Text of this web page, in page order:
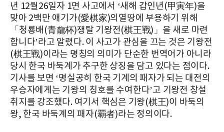
년 12월26일자 1면 사고에서 ‘새해 갑인년(甲寅年)을
맞아 2백만 애기가(愛棋家)의열땅에 부용하기 위해
「청룡배(青龍杯)쟁탈 기왕전(棋王戰)」을 새로 마련
합니다’라고 알렸다. 이 사고가 관심을 끄는 것은 기왕전
(棋王戰)이라는 명칭의 의미가 단순한 번역어가 아니라
당시 한국 바둑계가 추구한 상징을 담고 있다는 점이다.
기사를 보면 ‘명실공히 한국 기계의 패자가 되는 대전의
우승자에게는 기왕의 칭호를 수여한다’고 기왕전 창설
취지를 강조했다. 여기서 핵심은 기왕(棋王)이 바둑의
왕, 한국 바둑계의 패자(覇者)라는 정의이다.